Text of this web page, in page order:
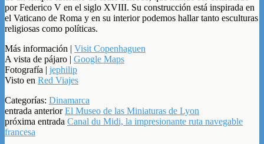
por Federico V en el siglo XVIII. Su construcción está inspirada en
el Vaticano de Roma y en su interior podemos hallar tanto esculturas
religiosas como políticas.
Más información | Visit Copenhaguen
A vista de pájaro | Google Maps
Fotografía | jephilip
Visto en Red Viajes
Categorías: Dinamarca
entrada anteriorEl Museo de las Miniaturas de Lyon
próxima entrada Canal du Midi, la impresionante ruta navegable
francesa